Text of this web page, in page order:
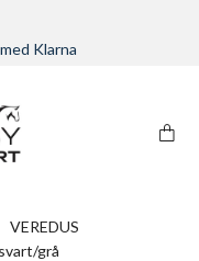
Klarna
VEREDUS
grå